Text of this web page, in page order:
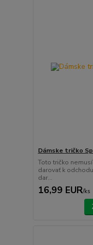
Dámske tričko
Toto tričko
darovať k
dar...
16,99 EUR/ks